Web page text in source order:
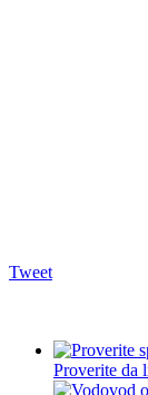
Tweet
Proverite da